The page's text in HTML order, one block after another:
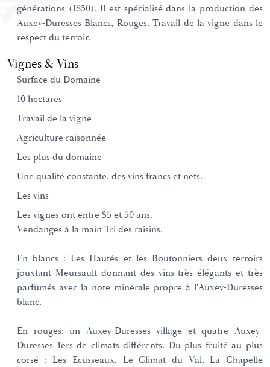
générations (1850). Il est spécialisé dans la production des
Auxey-Duresses Blancs, Rouges. Travail de la vigne dans le
respect du terroir.
Vignes & Vins
Surface du Domaine
10 hectares
Travail de la vigne
Agriculture raisonnée
Les plus du domaine
Une qualité constante, des vins francs et nets.
Les vins
Les vignes ont entre 35 et 50 ans.
Vendanges à la main Tri des raisins.
En blancs : Les Hautés et les Boutonniers deux terroirs
jouxtant Meursault donnant des vins très élégants et très
parfumés avec la note minérale propre à l'Auxey-Duresses
blanc.
En rouges: un Auxey-Duresses village et quatre Auxey-
Duresses 1ers de climats différents. Du plus fruité au plus
corsé : Les Ecusseaux, Le Climat du Val, La Chapelle